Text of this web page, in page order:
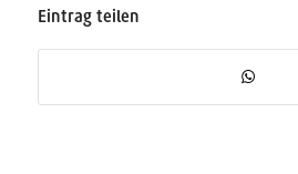
Eintrag teilen